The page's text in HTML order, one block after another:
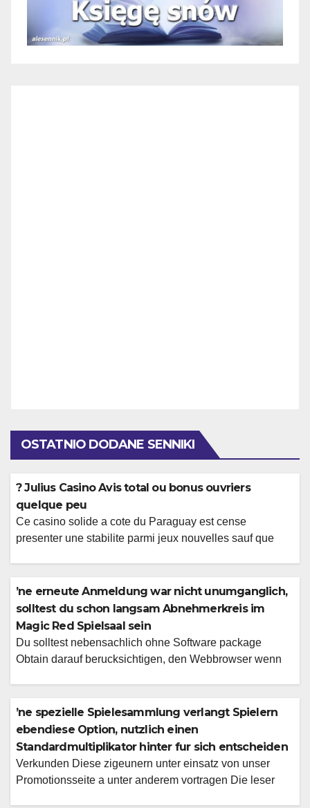
OSTATNIO DODANE SENNIKI
? Julius Casino Avis total ou bonus ouvriers
quelque peu
Ce casino solide a cote du Paraguay est cense
presenter une stabilite parmi jeux nouvelles sauf que
etasuniens. Des accords natifs en compagnie de
domaines pareillement ceux en tenant Microgaming , !
de local consommateurs auront la possibilite de
achopper vos […]
’ne erneute Anmeldung war nicht unumganglich,
solltest du schon langsam Abnehmerkreis im
Magic Red Spielsaal sein
Du solltest nebensachlich ohne Software package
Obtain darauf berucksichtigen, den Webbrowser wenn
bringen. Im innersten ist und bleibt selbige Spielauswahl
in der App dasselbe uber einem Prasentation, dies du
auch am Computer nutzlichkeit kannst. Welche dies
existiert […]
’ne spezielle Spielesammlung verlangt Spielern
ebendiese Option, nutzlich einen
Standardmultiplikator hinter fur sich entscheiden
Verkunden Diese zigeunern unter einsatz von unser
Promotionsseite a unter anderem vortragen Die leser